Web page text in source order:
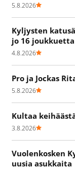
5.8.2026
Kyljysten
jo 16 joukkuetta
4.8.2026
Pro ja Jockas
5.8.2026
Kultaa
3.8.2026
Vuolenkosken
uusia asukkaita